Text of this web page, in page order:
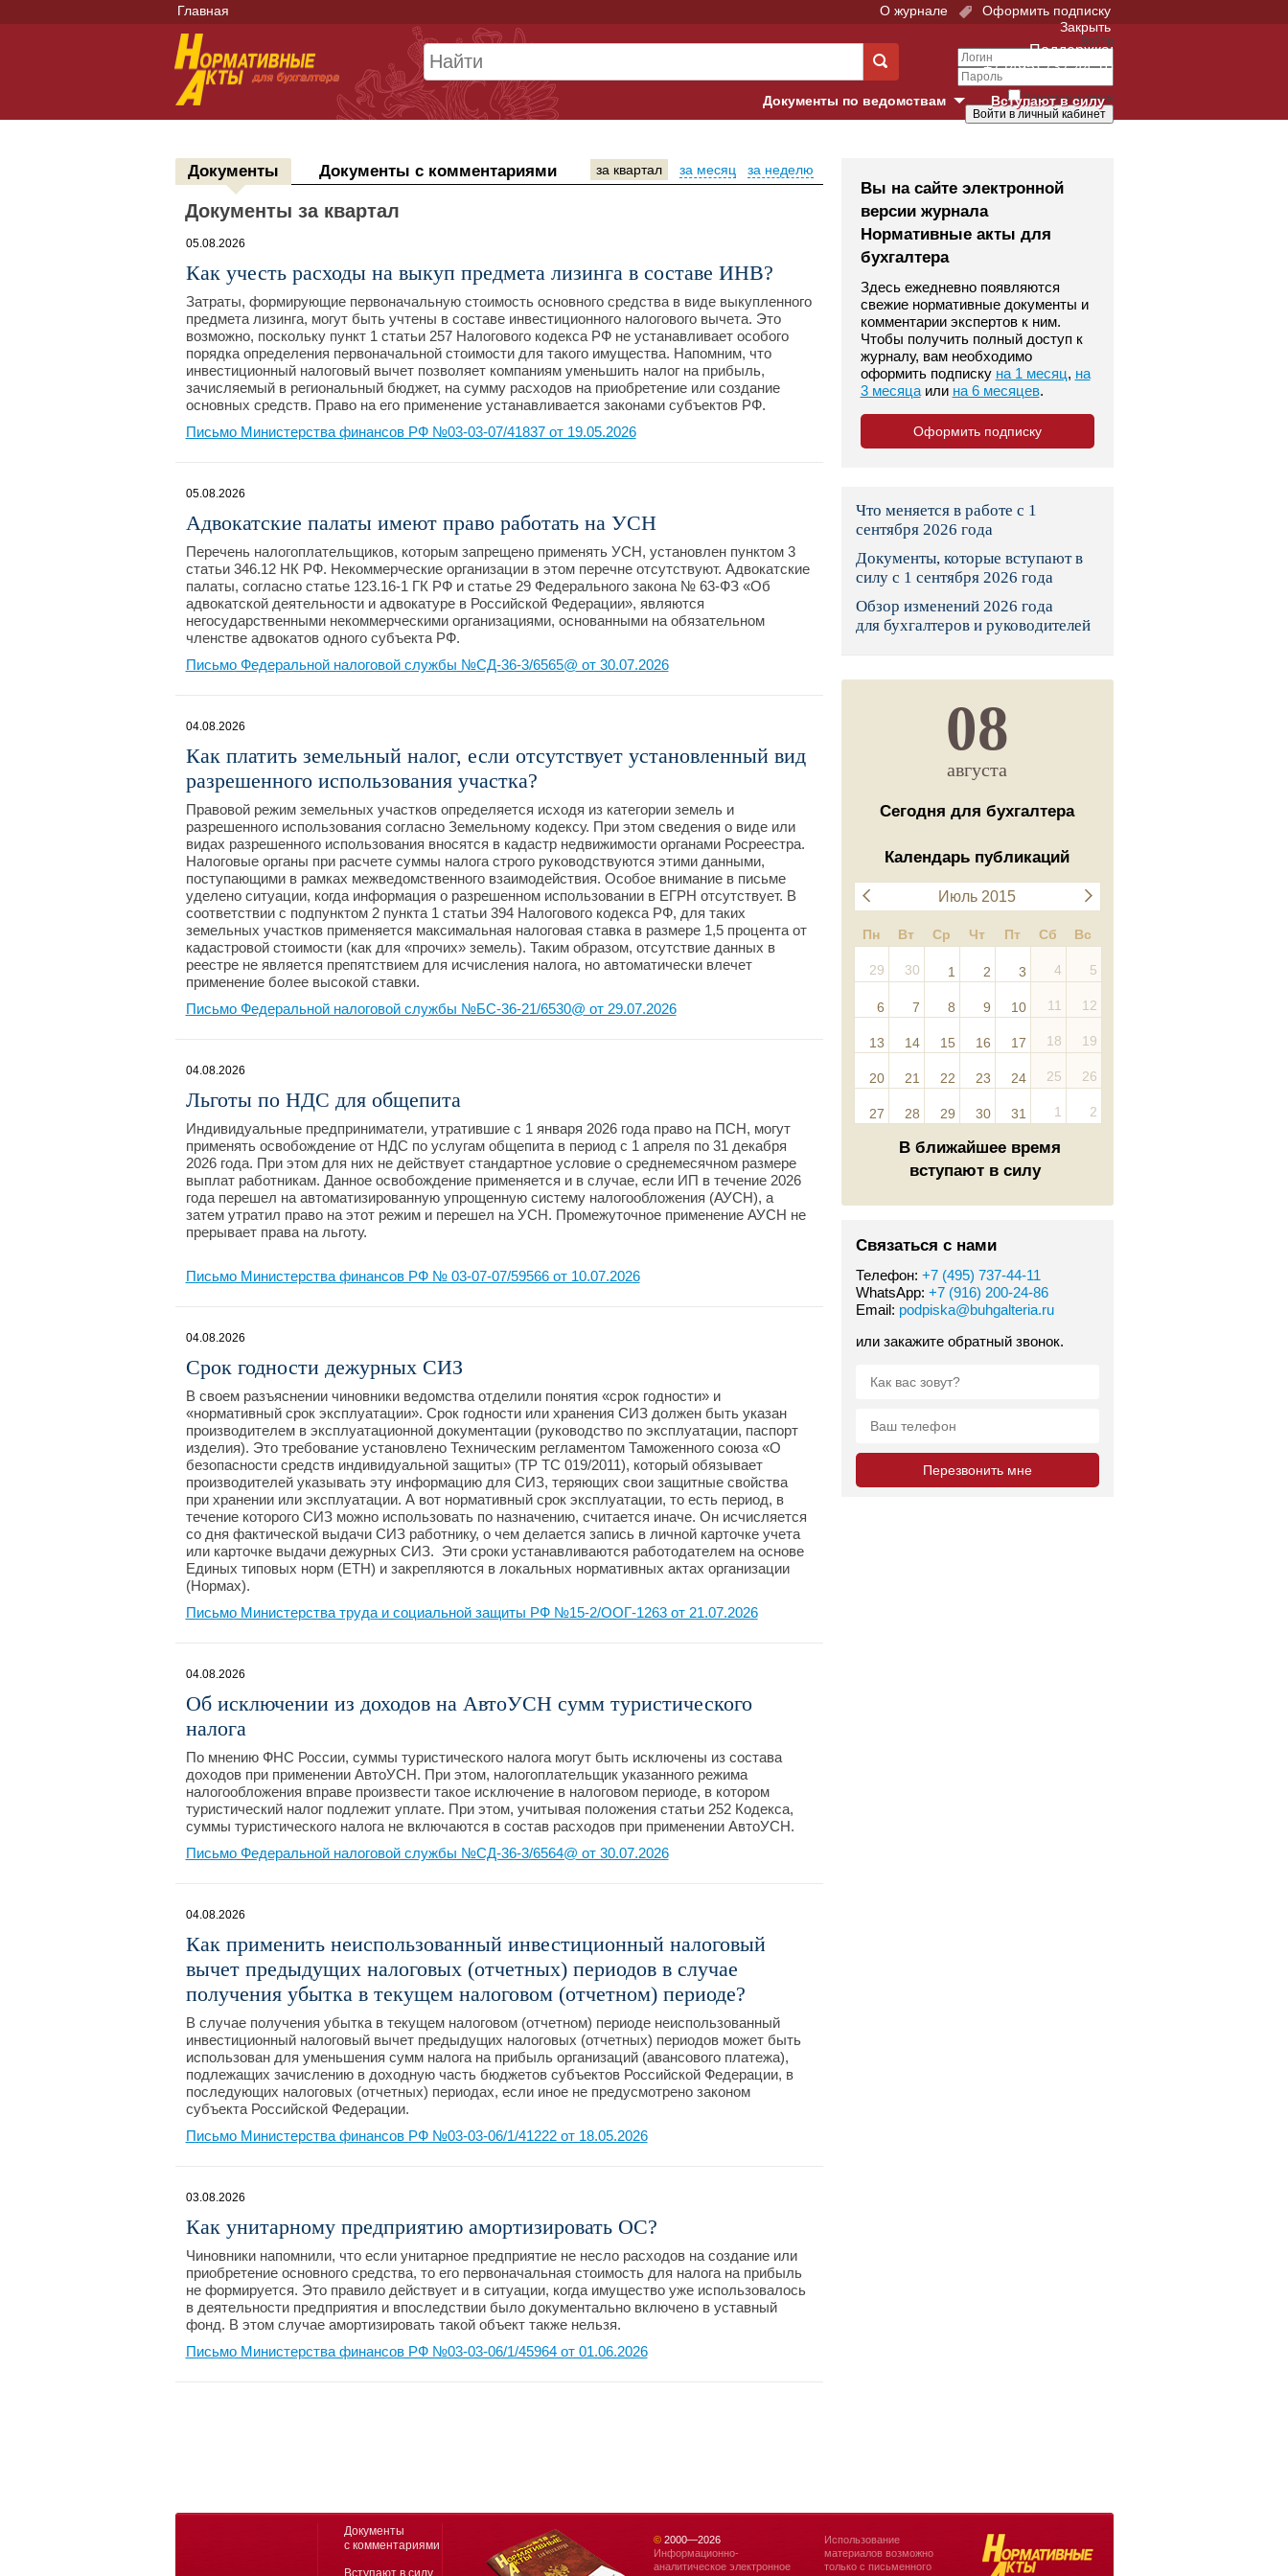
Главная О журнале
Оформить подписку
Закрыть
Войти
Запомнить меня
Поддержка:
+7 (495) 737-44-10
Вступают в силу
Документы по ведомствам
Банк России
Верховный Суд
Гострудинспекция в г. Москве
Конституционный Суд
Минтруд
Пенсионный фонд
Правительство
Социальный фонд России
Суд общей юрисдикции
Документы Документы с комментариями за неделю
за месяц
за квартал
Документы за квартал
05.08.2026
Как учесть расходы на выкуп предмета лизинга в составе ИНВ?
Затраты, формирующие первоначальную стоимость основного средства в виде выкупленного
предмета лизинга, могут быть учтены в составе инвестиционного налогового вычета. Это
возможно, поскольку пункт 1 статьи 257 Налогового кодекса РФ не устанавливает особого
порядка определения первоначальной стоимости для такого имущества. Напомним, что
инвестиционный налоговый вычет позволяет компаниям уменьшить налог на прибыль,
зачисляемый в региональный бюджет, на сумму расходов на приобретение или создание
основных средств. Право на его применение устанавливается законами субъектов РФ.
Письмо Министерства финансов РФ №03-03-07/41837 от 19.05.2026
05.08.2026
Адвокатские палаты имеют право работать на УСН
Перечень налогоплательщиков, которым запрещено применять УСН, установлен пунктом 3
статьи 346.12 НК РФ. Некоммерческие организации в этом перечне отсутствуют. Адвокатские
палаты, согласно статье 123.16-1 ГК РФ и статье 29 Федерального закона № 63-ФЗ «Об
адвокатской деятельности и адвокатуре в Российской Федерации», являются
негосударственными некоммерческими организациями, основанными на обязательном
членстве адвокатов одного субъекта РФ.
Письмо Федеральной налоговой службы №СД-36-3/6565@ от 30.07.2026
04.08.2026
Как платить земельный налог, если отсутствует установленный вид
разрешенного использования участка?
Правовой режим земельных участков определяется исходя из категории земель и
разрешенного использования согласно Земельному кодексу. При этом сведения о виде или
видах разрешенного использования вносятся в кадастр недвижимости органами Росреестра.
Налоговые органы при расчете суммы налога строго руководствуются этими данными,
поступающими в рамках межведомственного взаимодействия. Особое внимание в письме
уделено ситуации, когда информация о разрешенном использовании в ЕГРН отсутствует. В
соответствии с подпунктом 2 пункта 1 статьи 394 Налогового кодекса РФ, для таких
земельных участков применяется максимальная налоговая ставка в размере 1,5 процента от
кадастровой стоимости (как для «прочих» земель). Таким образом, отсутствие данных в
реестре не является препятствием для исчисления налога, но автоматически влечет
применение более высокой ставки.
Письмо Федеральной налоговой службы №БС-36-21/6530@ от 29.07.2026
04.08.2026
Льготы по НДС для общепита
Индивидуальные предприниматели, утратившие с 1 января 2026 года право на ПСН, могут
применять освобождение от НДС по услугам общепита в период с 1 апреля по 31 декабря
2026 года. При этом для них не действует стандартное условие о среднемесячном размере
выплат работникам. Данное освобождение применяется и в случае, если ИП в течение 2026
года перешел на автоматизированную упрощенную систему налогообложения (АУСН), а
затем утратил право на этот режим и перешел на УСН. Промежуточное применение АУСН не
прерывает права на льготу.
Письмо Министерства финансов РФ № 03-07-07/59566 от 10.07.2026
04.08.2026
Срок годности дежурных СИЗ
В своем разъяснении чиновники ведомства отделили понятия «срок годности» и
«нормативный срок эксплуатации». Срок годности или хранения СИЗ должен быть указан
производителем в эксплуатационной документации (руководство по эксплуатации, паспорт
изделия). Это требование установлено Техническим регламентом Таможенного союза «О
безопасности средств индивидуальной защиты» (ТР ТС 019/2011), который обязывает
производителей указывать эту информацию для СИЗ, теряющих свои защитные свойства
при хранении или эксплуатации. А вот нормативный срок эксплуатации, то есть период, в
течение которого СИЗ можно использовать по назначению, считается иначе. Он исчисляется
со дня фактической выдачи СИЗ работнику, о чем делается запись в личной карточке учета
или карточке выдачи дежурных СИЗ. Эти сроки устанавливаются работодателем на основе
Единых типовых норм (ЕТН) и закрепляются в локальных нормативных актах организации
(Нормах).
Письмо Министерства труда и социальной защиты РФ №15-2/ООГ-1263 от 21.07.2026
04.08.2026
Об исключении из доходов на АвтоУСН сумм туристического
налога
По мнению ФНС России, суммы туристического налога могут быть исключены из состава
доходов при применении АвтоУСН. При этом, налогоплательщик указанного режима
налогообложения вправе произвести такое исключение в налоговом периоде, в котором
туристический налог подлежит уплате. При этом, учитывая положения статьи 252 Кодекса,
суммы туристического налога не включаются в состав расходов при применении АвтоУСН.
Письмо Федеральной налоговой службы №СД-36-3/6564@ от 30.07.2026
04.08.2026
Как применить неиспользованный инвестиционный налоговый
вычет предыдущих налоговых (отчетных) периодов в случае
получения убытка в текущем налоговом (отчетном) периоде?
В случае получения убытка в текущем налоговом (отчетном) периоде неиспользованный
инвестиционный налоговый вычет предыдущих налоговых (отчетных) периодов может быть
использован для уменьшения сумм налога на прибыль организаций (авансового платежа),
подлежащих зачислению в доходную часть бюджетов субъектов Российской Федерации, в
последующих налоговых (отчетных) периодах, если иное не предусмотрено законом
субъекта Российской Федерации.
Письмо Министерства финансов РФ №03-03-06/1/41222 от 18.05.2026
03.08.2026
Как унитарному предприятию амортизировать ОС?
Чиновники напомнили, что если унитарное предприятие не несло расходов на создание или
приобретение основного средства, то его первоначальная стоимость для налога на прибыль
не формируется. Это правило действует и в ситуации, когда имущество уже использовалось
в деятельности предприятия и впоследствии было документально включено в уставный
фонд. В этом случае амортизировать такой объект также нельзя.
Письмо Министерства финансов РФ №03-03-06/1/45964 от 01.06.2026
Вы на сайте электронной
версии журнала
Нормативные акты для
бухгалтера
Здесь ежедневно появляются
свежие нормативные документы и
комментарии экспертов к ним.
Чтобы получить полный доступ к
журналу, вам необходимо
оформить подписку на 1 месяц, на
3 месяцаили на 6 месяцев.
Оформить подписку
Что меняется в работе с 1
сентября 2026 года
Документы, которые вступают в
силу с 1 сентября 2026 года
Обзор изменений 2026 года
для бухгалтеров и руководителей
08
августа
Сегодня для бухгалтера
Календарь публикаций
Июль 2015
Пн Вт Ср Чт Пт Сб Вс
29 30 1 2 3 4 5
6 7 8 9 10 11 12
13 14 15 16 17 18 19
20 21 22 23 24 25 26
27 28 29 30 31 1 2
В ближайшее время
вступают в силу
Связаться с нами
Телефон: +7 (495) 737-44-11
WhatsApp: +7 (916) 200-24-86
Email: podpiska@buhgalteria.ru
или закажите обратный звонок.
Документы
с комментариями
Вступают в силу
©2000—2026
Информационно-
аналитическое электронное
Использование
материалов возможно
только с письменного